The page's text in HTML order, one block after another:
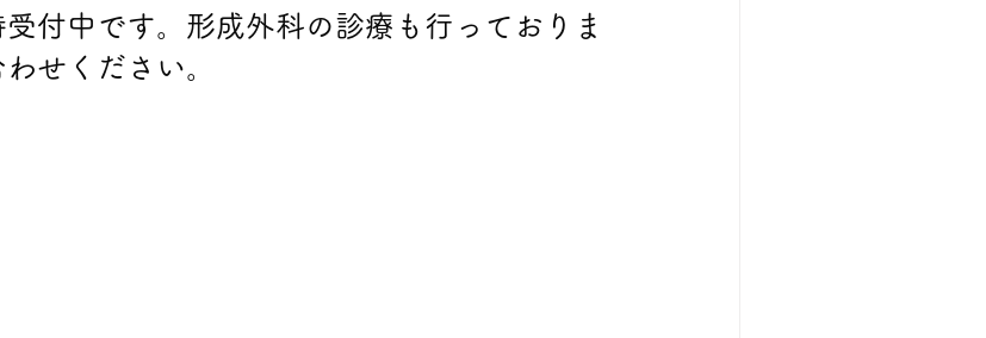
付中です。形成外科の診療も行っておりま
せください。